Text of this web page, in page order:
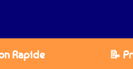
Rapide 📝